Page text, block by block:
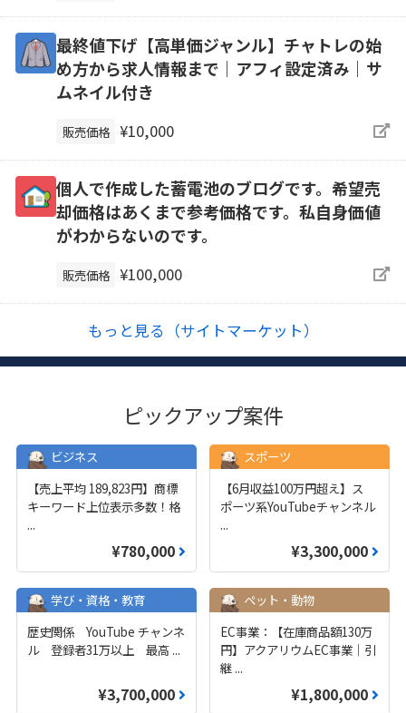
最終値下げ【高単価ジャンル】チャトレの始
め方から求人情報まで｜アフィ設定済み｜サ
ムネイル付き
販売価格 ¥10,000
個人で作成した蓄電池のブログです。希望売
却価格はあくまで参考価格です。私自身価値
がわからないのです。
販売価格 ¥100,000
もっと見る（サイトマーケット）
ピックアップ案件
ビジネス
【売上平均 189,823円】商標
キーワード上位表示多数！格
...
¥780,000
スポーツ
【6月収益100万円超え】ス
ポーツ系YouTubeチャンネル
...
¥3,300,000
学び・資格・教育
歴史関係 YouTube チャンネ
ル 登録者31万以上 最高 ...
¥3,700,000
ペット・動物
EC事業：【在庫商品額130万
円】アクアリウムEC事業｜引
継 ...
¥1,800,000